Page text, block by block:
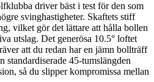
driver bäst i test för den som
svinghastigheter. Skaftets stiff
vilket gör det lättare att hålla bollen
utslag. Det generösa 10.5° loftet
att du redan har en jämn bollträff
standardiserade 45-tumslängden
så du slipper kompromissa mellan